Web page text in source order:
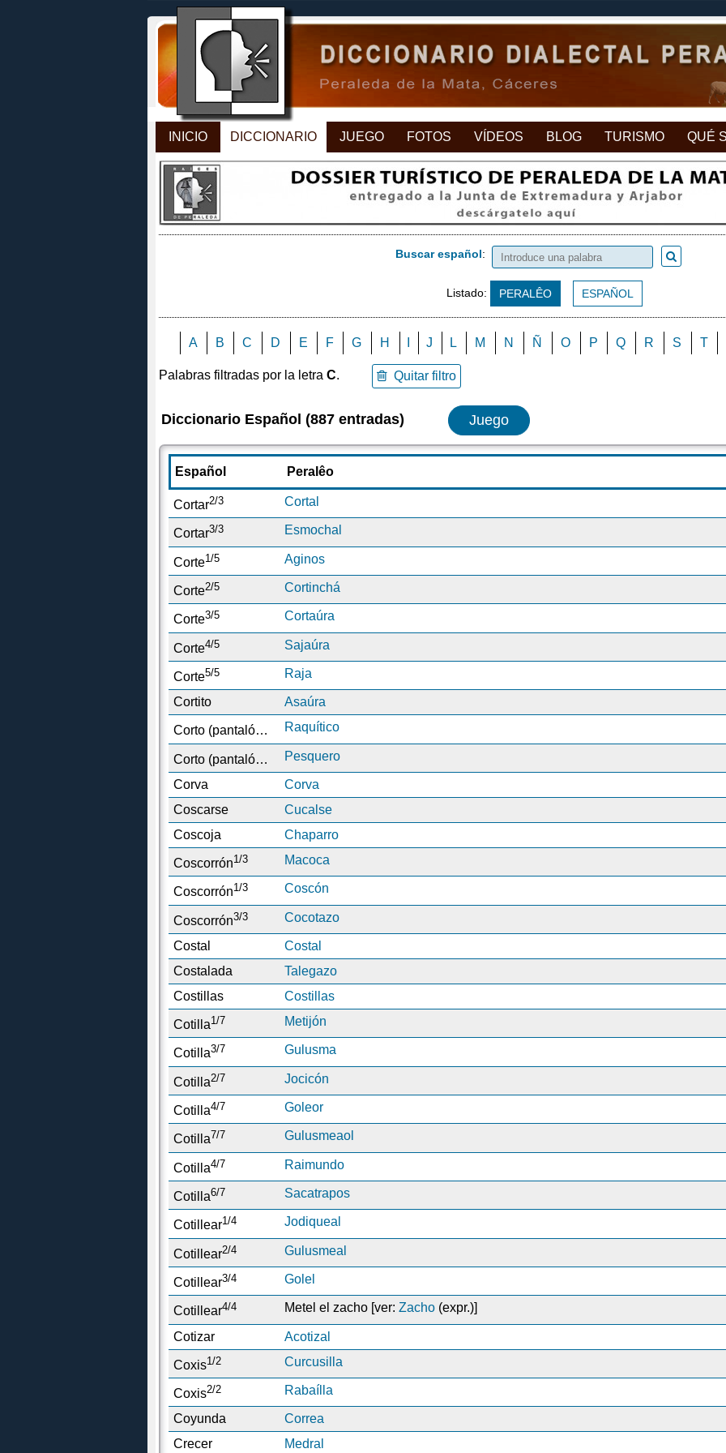
INICIO DICCIONARIO JUEGO FOTOS VÍDEOS BLOG TURISMO QUÉ
Buscar español:
Listado: PERALÊO ESPAÑOL
A B C D E F G H J L M N Ñ O P Q R S T
Palabras filtradas por la letra C. Quitar filtro
Diccionario Español (887 entradas) Juego
Español Peralêo
Cortar2/3 Cortal
Cortar3/3 Esmochal
Corte1/5 Aginos
Corte2/5 Cortinchá
Corte3/5 Cortaúra
Corte4/5 Sajaúra
Corte5/5 Raja
Cortito Asaúra
Corto (pantalón) Raquítico
Corto (pantalón) Pesquero
Corva
Corva
Coscarse
Cucalse
Coscoja
Chaparro
Coscorrón1/3 Macoca
Coscorrón1/3 Coscón
Coscorrón3/3 Cocotazo
Costal
Costal
Costalada
Talegazo
Costillas
Costillas
Cotilla1/7 Metijón
Cotilla3/7 Gulusma
Cotilla2/7 Jocicón
Cotilla4/7 Goleor
Cotilla7/7 Gulusmeaol
Cotilla4/7 Raimundo
Cotilla6/7 Sacatrapos
Cotillear1/4 Jodiqueal
Cotillear2/4 Gulusmeal
Cotillear3/4 Golel
Cotillear4/4 Metel el zacho [ver:Zacho (expr.)]
Cotizar Acotizal
Coxis1/2 Curcusilla
Coxis2/2 Rabaílla
Coyunda
Correa
Crecer
Medral